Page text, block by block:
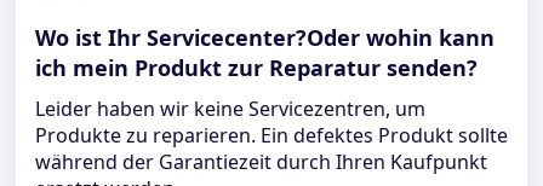
Wo ist Ihr Servicecenter?Oder wohin kann
ich mein Produkt zur Reparatur senden?
Leider haben wir keine Servicezentren, um
Produkte zu reparieren. Ein defektes Produkt sollte
während der Garantiezeit durch Ihren Kaufpunkt